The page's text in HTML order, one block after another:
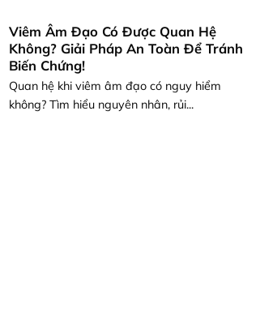
Viêm Âm Đạo Có Được Quan Hệ
Không? Giải Pháp An Toàn Để Tránh
Biến Chứng!
Quan hệ khi viêm âm đạo có nguy hiểm
không? Tìm hiểu nguyên nhân, rủi...